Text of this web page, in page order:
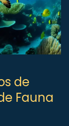
de
Fauna